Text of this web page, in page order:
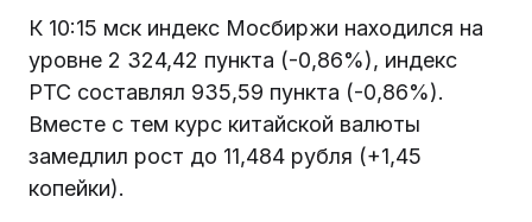
К 10:15 мск индекс Мосбиржи находился на
уровне 2 324,42 пункта (-0,86%), индекс
РТС составлял 935,59 пункта (-0,86%).
Вместе с тем курс китайской валюты
замедлил рост до 11,484 рубля (+1,45
копейки).